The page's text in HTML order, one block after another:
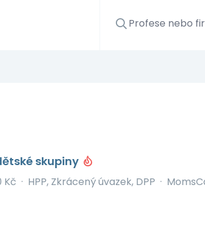
skupiny
Kč · HPP, Zkrácený úvazek, DPP ·